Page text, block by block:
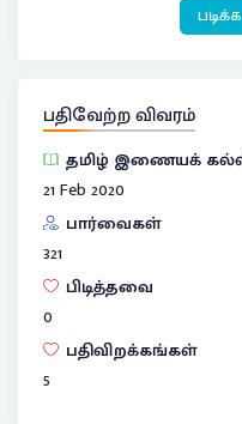
படிக்க
பதிவேற்ற விவரம்
தமிழ் இணையக்
21 Feb 2020
பார்வைகள்
321
பிடித்தவை
0
பதிவிறக்கங்கள்
5